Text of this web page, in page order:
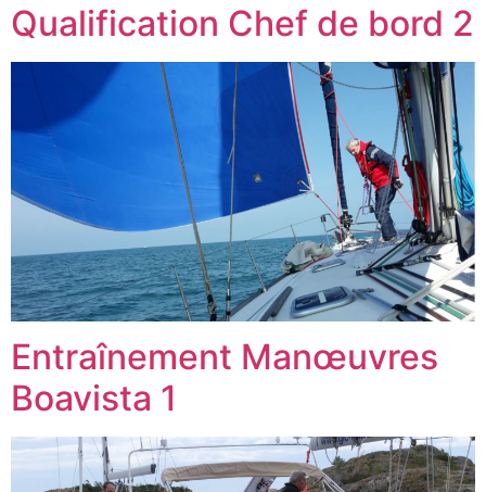
Qualification Chef de bord 2
Entraînement Manœuvres
Boavista 1